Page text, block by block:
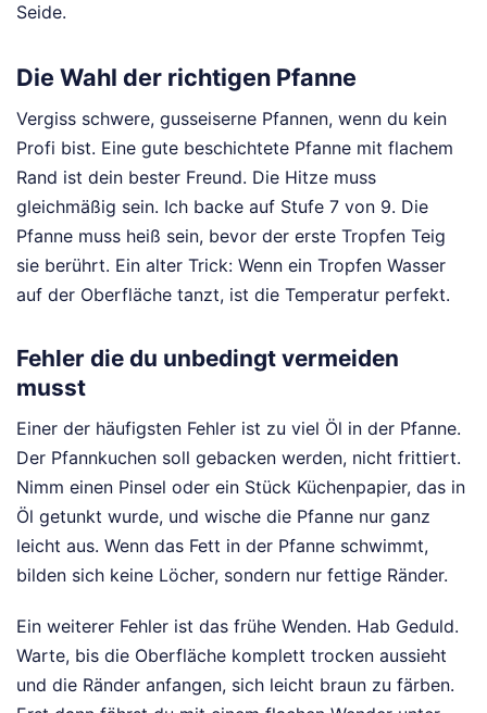
Seide.
Die Wahl der richtigen Pfanne
Vergiss schwere, gusseiserne Pfannen, wenn du kein
Profi bist. Eine gute beschichtete Pfanne mit flachem
Rand ist dein bester Freund. Die Hitze muss
gleichmäßig sein. Ich backe auf Stufe 7 von 9. Die
Pfanne muss heiß sein, bevor der erste Tropfen Teig
sie berührt. Ein alter Trick: Wenn ein Tropfen Wasser
auf der Oberfläche tanzt, ist die Temperatur perfekt.
Fehler die du unbedingt vermeiden
musst
Einer der häufigsten Fehler ist zu viel Öl in der Pfanne.
Der Pfannkuchen soll gebacken werden, nicht frittiert.
Nimm einen Pinsel oder ein Stück Küchenpapier, das in
Öl getunkt wurde, und wische die Pfanne nur ganz
leicht aus. Wenn das Fett in der Pfanne schwimmt,
bilden sich keine Löcher, sondern nur fettige Ränder.
Ein weiterer Fehler ist das frühe Wenden. Hab Geduld.
Warte, bis die Oberfläche komplett trocken aussieht
und die Ränder anfangen, sich leicht braun zu färben.